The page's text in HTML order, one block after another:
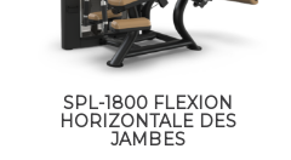
SPL-1800 FLEXION
HORIZONTALE DES
JAMBES